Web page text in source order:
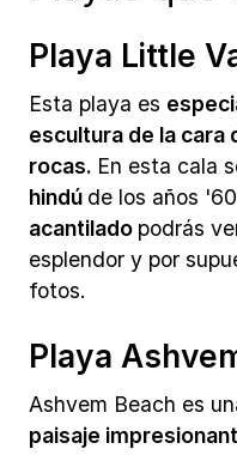
Playa Little
Esta playa es
escultura de la cara
rocas. En esta cala
hindú de los años
acantilado podrás
esplendor y por
fotos.
Playa
Ashvem Beach es
paisaje